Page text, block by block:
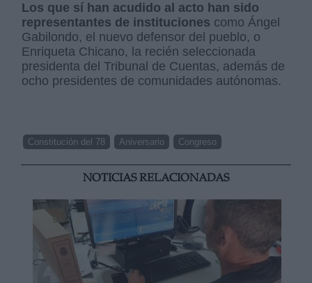
Los que sí han acudido al acto han sido
representantes de instituciones como Ángel
Gabilondo, el nuevo defensor del pueblo, o
Enriqueta Chicano, la recién seleccionada
presidenta del Tribunal de Cuentas, además de
ocho presidentes de comunidades autónomas.
Constitución del 78 Aniversario Congreso
NOTICIAS RELACIONADAS